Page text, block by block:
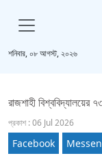
শনিবার, ০৮ আগস্ট, ২০২৬
রাজশাহী বিশ্ববিদ্যালয়ের
প্রকাশ : 06 Jul 2026
Facebook